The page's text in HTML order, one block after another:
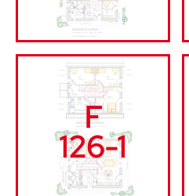
F
126-1